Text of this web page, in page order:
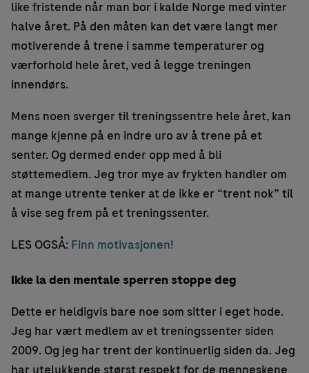
like fristende når man bor i kalde Norge med vinter
halve året. På den måten kan det være langt mer
motiverende å trene i samme temperaturer og
værforhold hele året, ved å legge treningen
innendørs.
Mens noen sverger til treningssentre hele året, kan
mange kjenne på en indre uro av å trene på et
senter. Og dermed ender opp med å bli
støttemedlem. Jeg tror mye av frykten handler om
at mange utrente tenker at de ikke er “trent nok” til
å vise seg frem på et treningssenter.
LES OGSÅ: Finn motivasjonen!
Ikke la den mentale sperren stoppe deg
Dette er heldigvis bare noe som sitter i eget hode.
Jeg har vært medlem av et treningssenter siden
2009. Og jeg har trent der kontinuerlig siden da. Jeg
har utelukkende størst respekt for de menneskene